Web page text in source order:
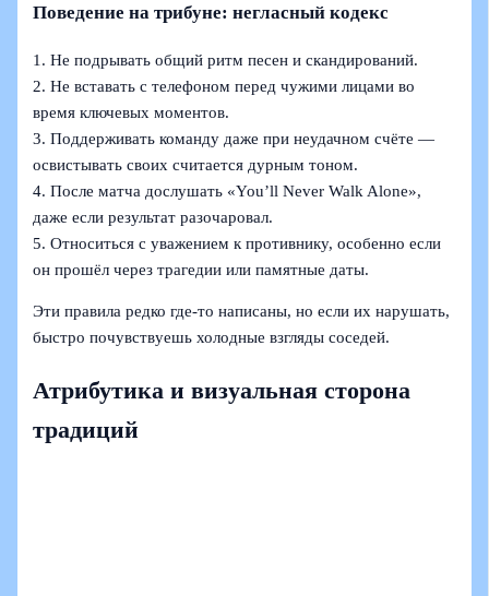
Поведение на трибуне: негласный кодекс
1. Не подрывать общий ритм песен и скандирований.
2. Не вставать с телефоном перед чужими лицами во
время ключевых моментов.
3. Поддерживать команду даже при неудачном счёте —
освистывать своих считается дурным тоном.
4. После матча дослушать «You’ll Never Walk Alone»,
даже если результат разочаровал.
5. Относиться с уважением к противнику, особенно если
он прошёл через трагедии или памятные даты.
Эти правила редко где-то написаны, но если их нарушать,
быстро почувствуешь холодные взгляды соседей.
Атрибутика и визуальная сторона
традиций